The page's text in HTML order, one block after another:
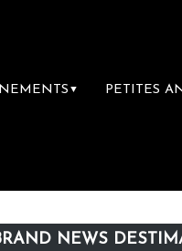
▼ PETITES
groupe Sainte-
NEWS